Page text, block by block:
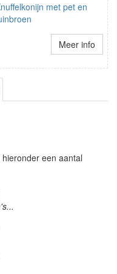
met pet en
Meer info
een aantal